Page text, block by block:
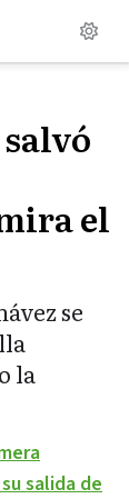
el
se
la
salida de